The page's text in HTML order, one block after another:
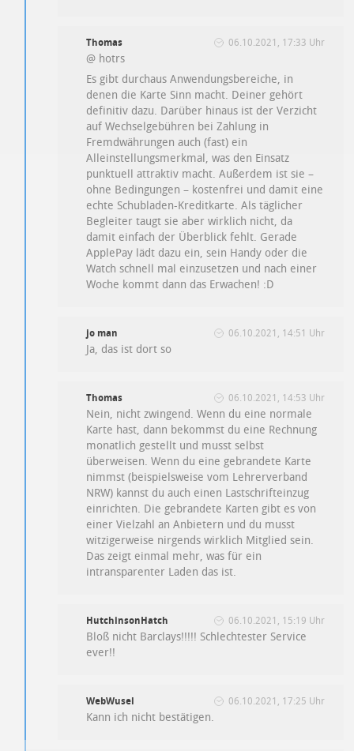
Thomas 06.10.2021, 17:33 Uhr
@ hotrs
Es gibt durchaus Anwendungsbereiche, in
denen die Karte Sinn macht. Deiner gehört
definitiv dazu. Darüber hinaus ist der Verzicht
auf Wechselgebühren bei Zahlung in
Fremdwährungen auch (fast) ein
Alleinstellungsmerkmal, was den Einsatz
punktuell attraktiv macht. Außerdem ist sie –
ohne Bedingungen – kostenfrei und damit eine
echte Schubladen-Kreditkarte. Als täglicher
Begleiter taugt sie aber wirklich nicht, da
damit einfach der Überblick fehlt. Gerade
ApplePay lädt dazu ein, sein Handy oder die
Watch schnell mal einzusetzen und nach einer
Woche kommt dann das Erwachen! :D
jo man 06.10.2021, 14:51 Uhr
Ja, das ist dort so
Thomas 06.10.2021, 14:53 Uhr
Nein, nicht zwingend. Wenn du eine normale
Karte hast, dann bekommst du eine Rechnung
monatlich gestellt und musst selbst
überweisen. Wenn du eine gebrandete Karte
nimmst (beispielsweise vom Lehrerverband
NRW) kannst du auch einen Lastschrifteinzug
einrichten. Die gebrandete Karten gibt es von
einer Vielzahl an Anbietern und du musst
witzigerweise nirgends wirklich Mitglied sein.
Das zeigt einmal mehr, was für ein
intransparenter Laden das ist.
HutchinsonHatch 06.10.2021, 15:19 Uhr
Bloß nicht Barclays!!!!! Schlechtester Service
ever!!
WebWusel 06.10.2021, 17:25 Uhr
Kann ich nicht bestätigen.